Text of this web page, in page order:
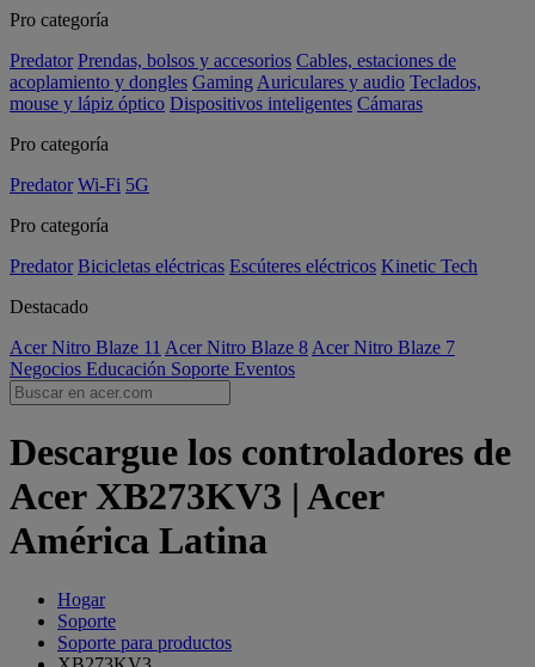
Pro categoría
Predator Prendas, bolsos y accesorios Cables, estaciones de
acoplamiento y dongles Gaming Auriculares y audio Teclados,
mouse y lápiz óptico Dispositivos inteligentes Cámaras
Pro categoría
Predator Wi-Fi 5G
Pro categoría
Predator Bicicletas eléctricas Escúteres eléctricos Kinetic Tech
Destacado
Acer Nitro Blaze 11 Acer Nitro Blaze 8 Acer Nitro Blaze 7
Negocios Educación Soporte Eventos
Descargue los controladores de
Acer XB273KV3 | Acer
América Latina
Hogar
Soporte
Soporte para productos